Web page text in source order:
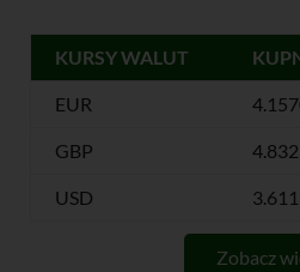
KURSY WALUT
EUR
GBP
USD
Zobacz